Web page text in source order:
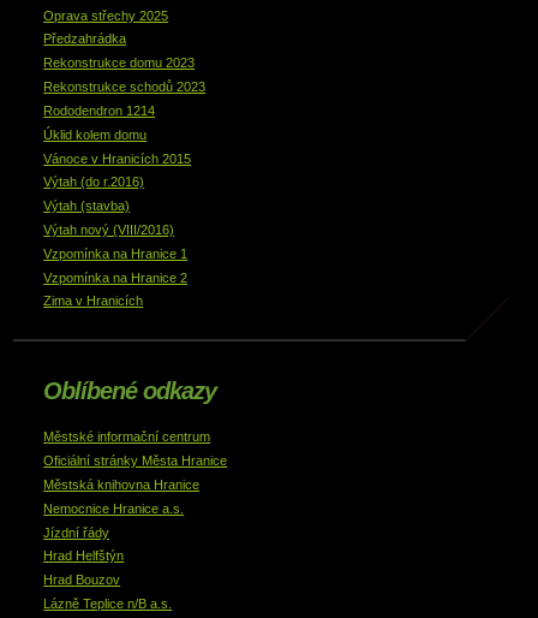
Oprava střechy 2025
Předzahrádka
Rekonstrukce domu 2023
Rekonstrukce schodů 2023
Rododendron 1214
Úklid kolem domu
Vánoce v Hranicích 2015
Výtah (do r.2016)
Výtah (stavba)
Výtah nový (VIII/2016)
Vzpomínka na Hranice 1
Vzpomínka na Hranice 2
Zima v Hranicích
Oblíbené odkazy
Městské informační centrum
Oficiální stránky Města Hranice
Městská knihovna Hranice
Nemocnice Hranice a.s.
Jízdní řády
Hrad Helfštýn
Hrad Bouzov
Lázně Teplice n/B a.s.